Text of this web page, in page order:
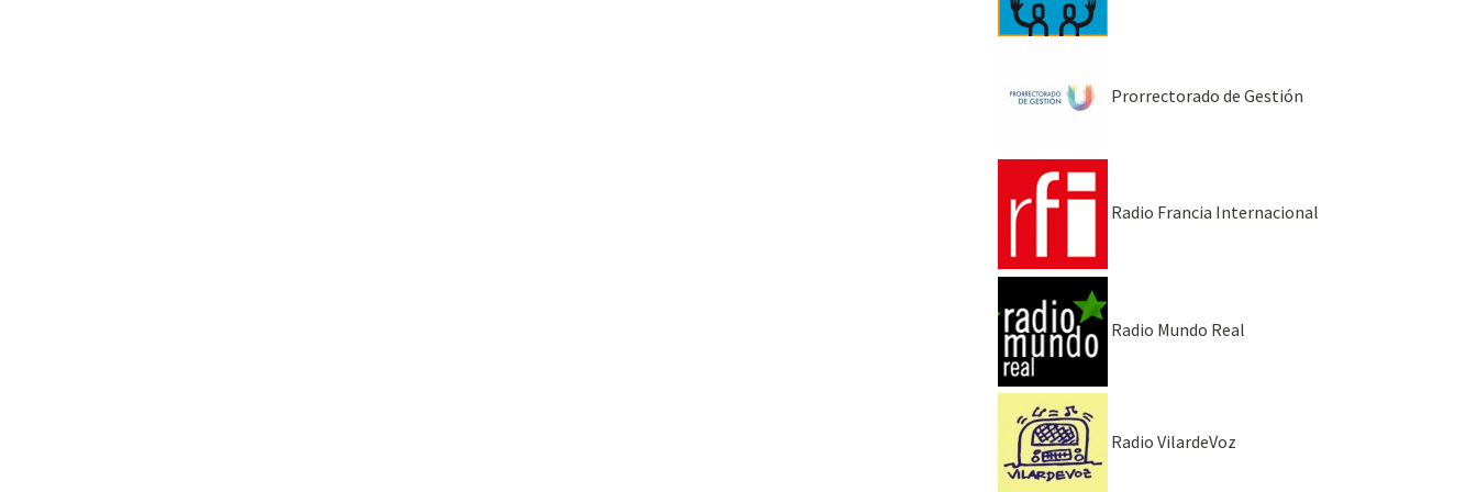
Prorrectorado de Gestión
Radio Francia Internacional
Radio Mundo Real
Radio VilardeVoz